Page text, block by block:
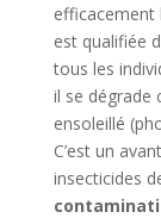
efficacement
est qualifiée
tous les
il se dégrade
ensoleillé
C’est un
insecticides